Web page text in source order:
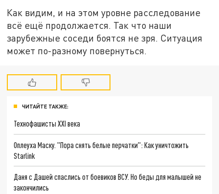
Как видим, и на этом уровне расследование
всё ещё продолжается. Так что наши
зарубежные соседи боятся не зря. Ситуация
может по-разному повернуться.
ЧИТАЙТЕ ТАКЖЕ:
Технофашисты XXI века
Оплеуха Маску. "Пора снять белые перчатки": Как уничтожить
Starlink
Даня с Дашей спаслись от боевиков ВСУ. Но беды для малышей не
закончились